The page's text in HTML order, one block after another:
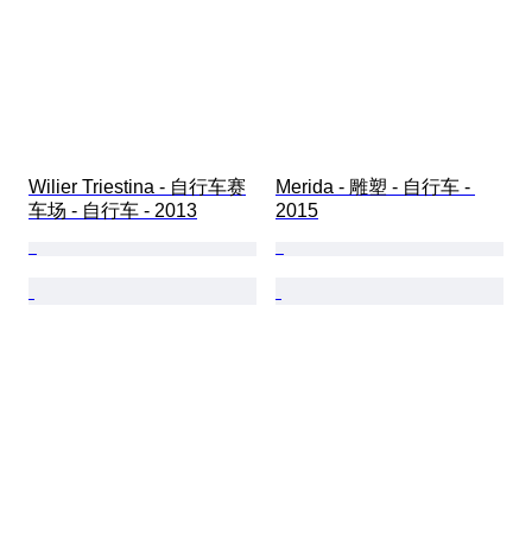
Wilier Triestina - 自行车赛
车场 - 自行车 - 2013
Merida - 雕塑 - 自行车 -
2015